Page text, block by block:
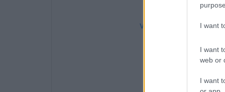
I want
I want
web or
I want
View this post on